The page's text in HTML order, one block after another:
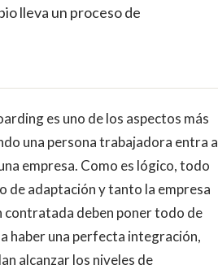
lleva un proceso de
es uno de los aspectos más
una persona trabajadora entra a
empresa. Como es lógico, todo
de adaptación y tanto la empresa
contratada deben poner todo de
haber una perfecta integración,
alcanzar los niveles de